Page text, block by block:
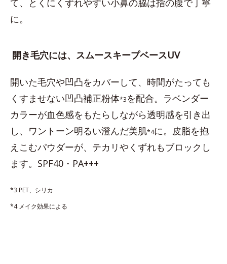
て、とくにくずれやすい小鼻の脇は指の腹で丁寧
に。
開き毛穴には、スムースキープベースUV
開いた毛穴や凹凸をカバーして、時間がたっても
くすませない凹凸補正粉体*3を配合。ラベンダー
カラーが血色感をもたらしながら透明感を引き出
し、ワントーン明るい澄んだ美肌*4に。皮脂を抱
えこむパウダーが、テカリやくずれもブロックし
ます。SPF40・PA+++
*3 PET、シリカ
*4 メイク効果による